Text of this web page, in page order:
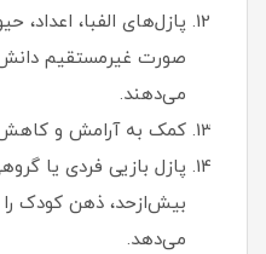
پازل‌های الفبا، اعداد،
صورت غیرمستقیم
می‌دهند.
کمک به آرامش و
پازل بازیی فردی یا
بیش‌ازحد، ذهن کودک را
می‌دهد.